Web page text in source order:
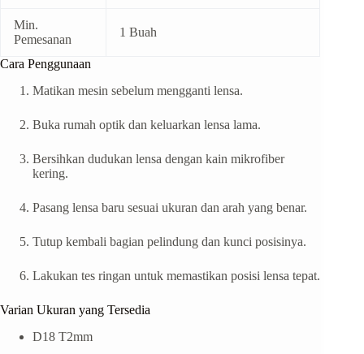
Min.
Pemesanan
1 Buah
Cara Penggunaan
Matikan mesin sebelum mengganti lensa.
Buka rumah optik dan keluarkan lensa lama.
Bersihkan dudukan lensa dengan kain mikrofiber
kering.
Pasang lensa baru sesuai ukuran dan arah yang benar.
Tutup kembali bagian pelindung dan kunci posisinya.
Lakukan tes ringan untuk memastikan posisi lensa tepat.
Varian Ukuran yang Tersedia
D18 T2mm